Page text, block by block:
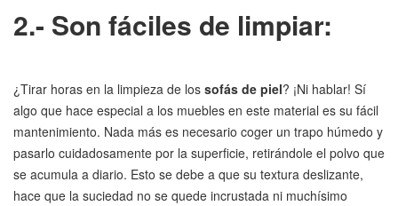
2.- Son fáciles de limpiar:
¿Tirar horas en la limpieza de los sofás de piel? ¡Ni hablar! Sí
algo que hace especial a los muebles en este material es su fácil
mantenimiento. Nada más es necesario coger un trapo húmedo y
pasarlo cuidadosamente por la superficie, retirándole el polvo que
se acumula a diario. Esto se debe a que su textura deslizante,
hace que la suciedad no se quede incrustada ni muchísimo